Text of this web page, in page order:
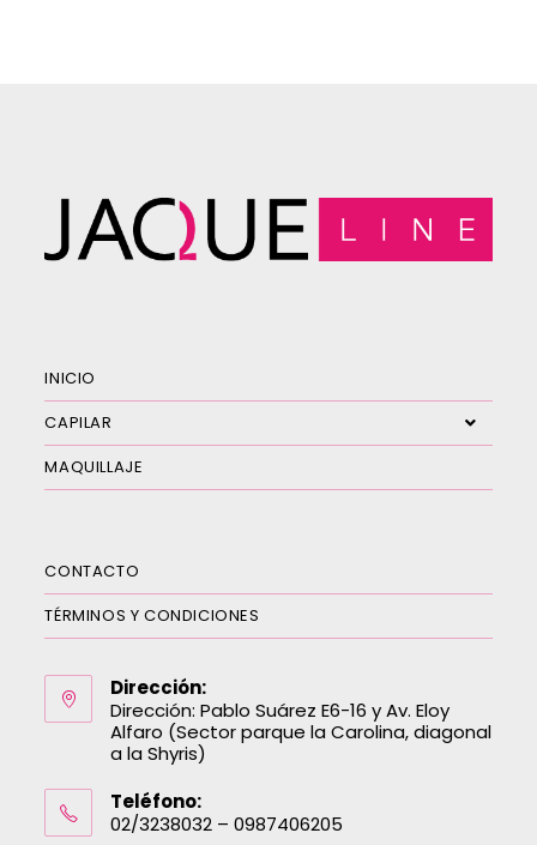
INICIO
CAPILAR
MAQUILLAJE
CONTACTO
TÉRMINOS Y CONDICIONES
Dirección:
Dirección: Pablo Suárez E6-16 y Av. Eloy
Alfaro (Sector parque la Carolina, diagonal
a la Shyris)
Teléfono:
02/3238032 – 0987406205